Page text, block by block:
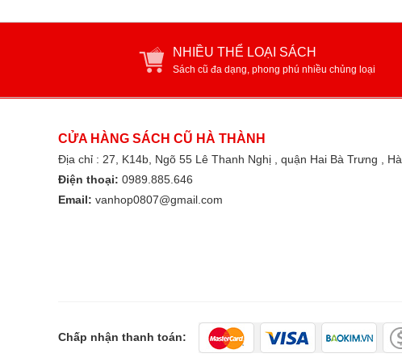
NHIỀU THỂ LOẠI SÁCH
Sách cũ đa dạng, phong phú nhiều chủng loại
CỬA HÀNG SÁCH CŨ HÀ THÀNH
Địa chỉ : 27, K14b, Ngõ 55 Lê Thanh Nghị , quận Hai Bà Trưng ,
Điện thoại: 0989.885.646
Email: vanhop0807@gmail.com
Chấp nhận thanh toán: